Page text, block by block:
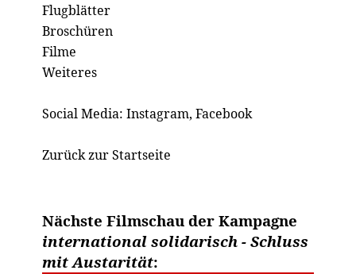
Flugblätter
Broschüren
Filme
Weiteres
Social Media: Instagram, Facebook
Zurück zur Startseite
Nächste Filmschau der Kampagne
international solidarisch - Schluss
mit Austarität: